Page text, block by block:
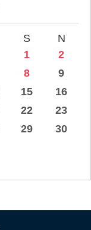
S
N
1
2
8
9
15
16
22
23
29
30